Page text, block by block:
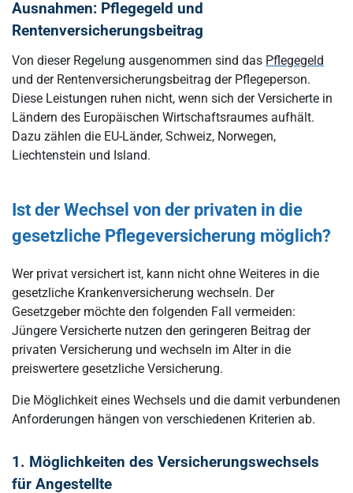
Ausnahmen: Pflegegeld und
Rentenversicherungsbeitrag
Von dieser Regelung ausgenommen sind das Pflegegeld
und der Rentenversicherungsbeitrag der Pflegeperson.
Diese Leistungen ruhen nicht, wenn sich der Versicherte in
Ländern des Europäischen Wirtschaftsraumes aufhält.
Dazu zählen die EU-Länder, Schweiz, Norwegen,
Liechtenstein und Island.
Ist der Wechsel von der privaten in die
gesetzliche Pflegeversicherung möglich?
Wer privat versichert ist, kann nicht ohne Weiteres in die
gesetzliche Krankenversicherung wechseln. Der
Gesetzgeber möchte den folgenden Fall vermeiden:
Jüngere Versicherte nutzen den geringeren Beitrag der
privaten Versicherung und wechseln im Alter in die
preiswertere gesetzliche Versicherung.
Die Möglichkeit eines Wechsels und die damit verbundenen
Anforderungen hängen von verschiedenen Kriterien ab.
1. Möglichkeiten des Versicherungswechsels
für Angestellte